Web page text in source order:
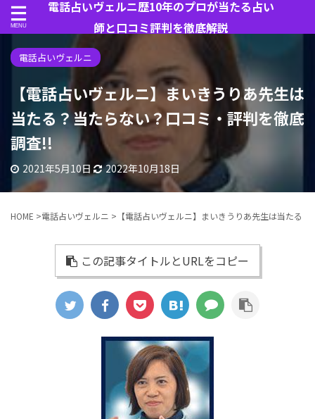
電話占いヴェルニ歴10年のプロが当たる占い
師と口コミ評判を徹底解説
電話占いヴェルニ
【電話占いヴェルニ】まいきうりあ先生は
当たる？当たらない？口コミ・評判を徹底
調査!!
2021年5月10日 2022年10月18日
HOME >電話占いヴェルニ > 【電話占いヴェルニ】まいきうりあ先生は当たる
この記事タイトルとURLをコピー